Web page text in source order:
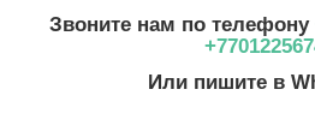
Звоните нам по телефону
Или пишите в